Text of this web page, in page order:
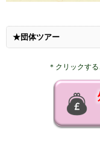
★団体ツアー
＊クリックす